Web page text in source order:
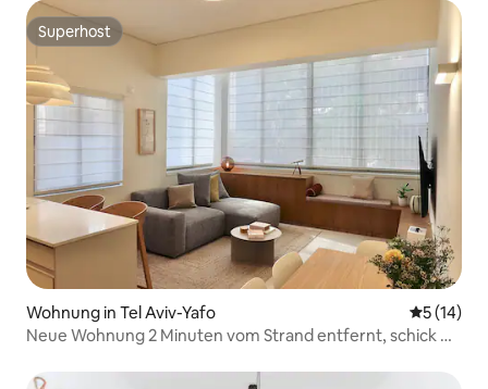
Superhost
Superhost
Wohnung in Tel Aviv-Yafo
5 (14)
Neue Wohnung 2 Minuten vom Strand entfernt, schick &